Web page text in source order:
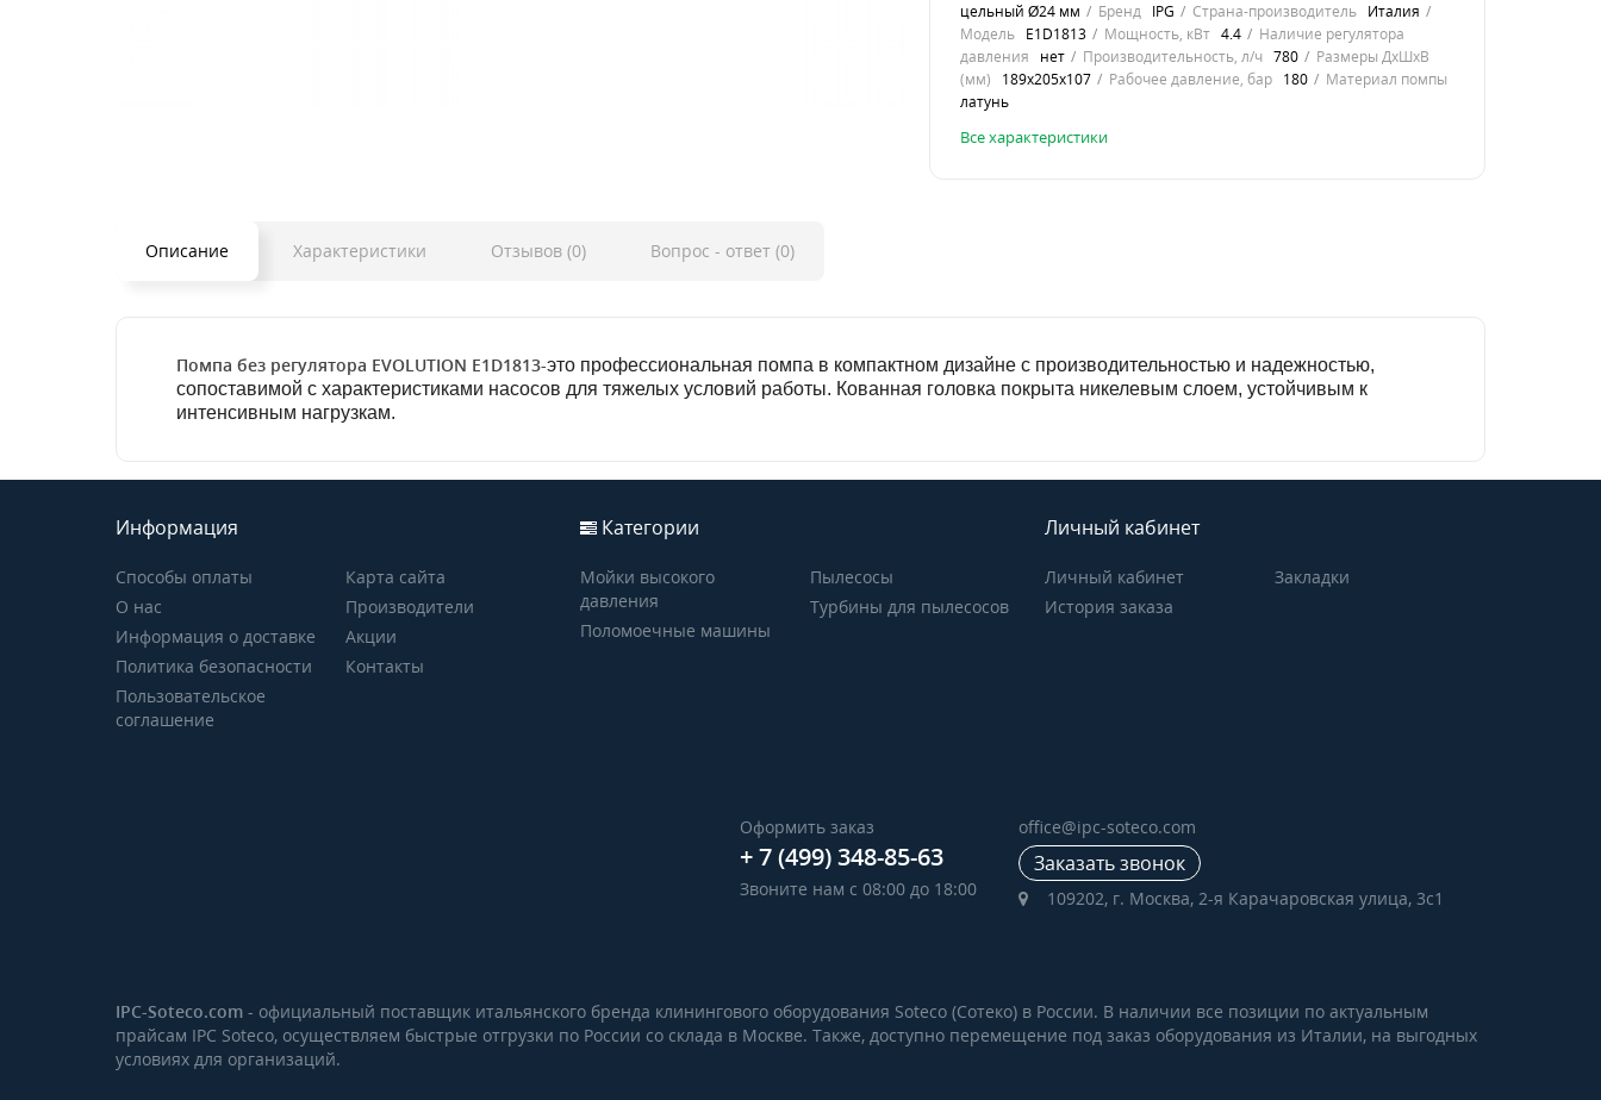
цельный Ø24 мм
Бренд IPG Страна-производитель
Италия
Модель
E1D1813 Мощность, кВт 4.4
Наличие регулятора
давления
нет Производительность, л/ч 780
Размеры ДхШхВ
(мм)
189х205х107 Рабочее давление, бар 180
Материал помпы
латунь
Все характеристики
Описание Характеристики Отзывов (0) Вопрос - ответ (0)
Помпа без регулятора EVOLUTION E1D1813-это профессиональная помпа в компактном дизайне с производительностью и надежностью,
сопоставимой с характеристиками насосов для тяжелых условий работы. Кованная головка покрыта никелевым слоем, устойчивым к
интенсивным нагрузкам.
Информация
Способы оплаты
О нас
Информация о доставке
Политика безопасности
Пользовательское
соглашение
Карта сайта
Производители
Акции
Контакты
Категории
Мойки высокого
давления
Поломоечные машины
Пылесосы
Турбины для пылесосов
Личный кабинет
Личный кабинет
История заказа
Закладки
Оформить заказ
+ 7 (499) 348-85-63
Звоните нам с 08:00 до 18:00
office@ipc-soteco.com
Заказать звонок
109202, г. Москва, 2-я Карачаровская улица, 3с1
IPC-Soteco.com - официальный поставщик итальянского бренда клинингового оборудования Soteco (Сотеко) в России. В наличии все позиции по актуальным
прайсам IPC Soteco, осуществляем быстрые отгрузки по России со склада в Москве. Также, доступно перемещение под заказ оборудования из Италии, на выгодных
условиях для организаций.